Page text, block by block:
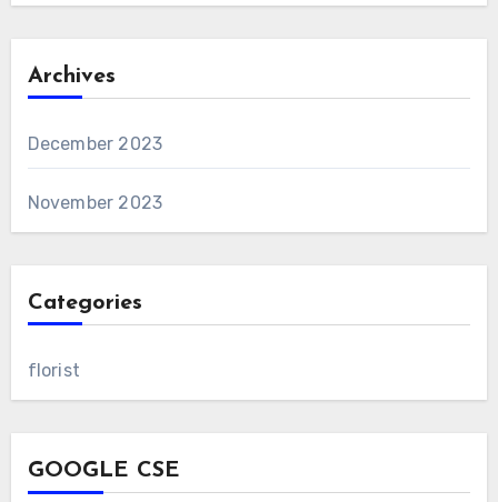
Archives
December 2023
November 2023
Categories
florist
GOOGLE CSE